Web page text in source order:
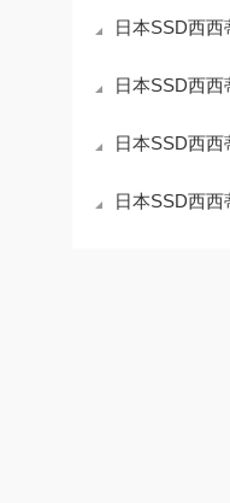
日本SSD西西蒂
日本SSD西西蒂AC
日本SSD西西蒂轻
日本SSD西西蒂